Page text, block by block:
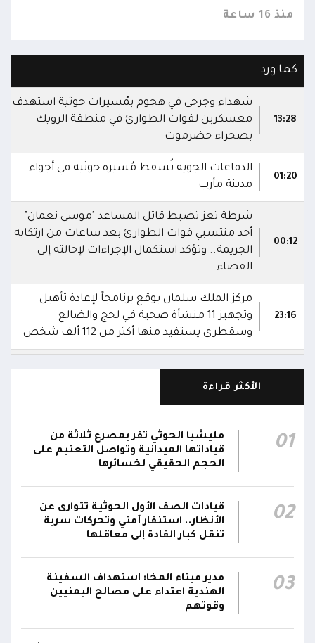
منذ 16 ساعة
كما ورد
13:28
شهداء وجرحى في هجوم بمُسيرات حوثية استهدف
معسكرين لقوات الطوارئ في منطقة الرويك
بصحراء حضرموت
01:20
الدفاعات الجوية تُسقط مُسيرة حوثية في أجواء
مدينة مأرب
00:12
شرطة تعز تضبط قاتل المساعد "موسى نعمان"
أحد منتسبي قوات الطوارئ بعد ساعات من ارتكابه
الجريمة.. وتؤكد استكمال الإجراءات لإحالته إلى
القضاء
23:16
مركز الملك سلمان يوقع برنامجاً لإعادة تأهيل
وتجهيز 11 منشأة صحية في لحج والضالع
وسقطرى يستفيد منها أكثر من 112 ألف شخص
21:45
الشركة اليمنية للغاز: أعمال الصيانة أوشكت على
الانتهاء وإمدادات الغاز ستعود تدريجياً لتغطية
احتياجات كافة المحافظات
21:18
محمد كزمان وكيلاً لقطاع الأمن الداخلي، وأحمد
سعد السقطري وكيلاً لقطاع الأمن الخارجي؛ في
الجهاز المركزي لأمن الدولة
رئيس مجلس القيادة يعين اللواء الركن طيار
عبدالعزيز سعيد المحيا قائداً للقوات الجوية والدفاع
الجوي.. ويُعين العميد ناشر منصور باجري رئيساً
لأركانها
الأكثر قراءة
01
مليشيا الحوثي تقر بمصرع ثلاثة من
قياداتها الميدانية وتواصل التعتيم على
الحجم الحقيقي لخسائرها
02
قيادات الصف الأول الحوثية تتوارى عن
الأنظار.. استنفار أمني وتحركات سرية
تنقل كبار القادة إلى معاقلها
03
مدير ميناء المخا: استهداف السفينة
الهندية اعتداء على مصالح اليمنيين
وقوتهم